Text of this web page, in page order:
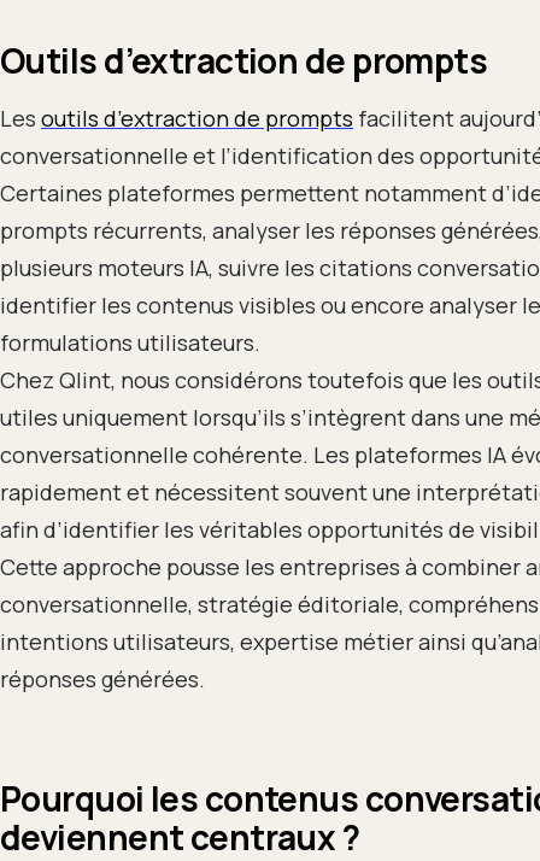
Outils d’extraction de prompts
Les outils d’extraction de prompts facilitent
conversationnelle et l’identification des
Certaines plateformes permettent notamment
prompts récurrents, analyser les réponses
plusieurs moteurs IA, suivre les citations
identifier les contenus visibles ou encore analyser
formulations utilisateurs.
Chez Qlint, nous considérons toutefois que les
utiles uniquement lorsqu’ils s’intègrent dans une
conversationnelle cohérente. Les plateformes IA
rapidement et nécessitent souvent une
afin d’identifier les véritables opportunités de
Cette approche pousse les entreprises à combiner
conversationnelle, stratégie éditoriale,
intentions utilisateurs, expertise métier ainsi
réponses générées.
Pourquoi les contenus
deviennent centraux ?